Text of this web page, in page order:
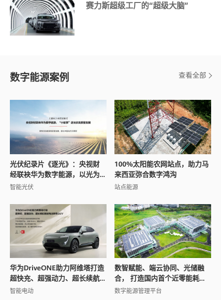
赛力斯超级工厂的“超级大脑”
数字能源案例 查看全部
光伏纪录片《逐光》：央视财
经联袂华为数字能源，以光为
引讲述全球能源变革之路
智能光伏
100%太阳能农网站点，助力马
来西亚弥合数字鸿沟
站点能源
华为DriveONE助力阿维塔打造
超快充、超强动力、超长续航
智能电动轿跑SUV
智能电动
数智赋能、端云协同、光储融
合， 打造国内首个近零能耗场
馆
数字能源管理平台